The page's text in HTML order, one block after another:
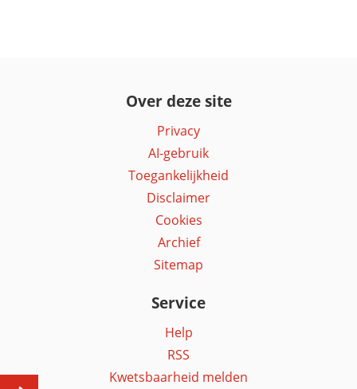
Over deze site
Privacy
AI-gebruik
Toegankelijkheid
Disclaimer
Cookies
Archief
Sitemap
Service
Help
RSS
Kwetsbaarheid melden